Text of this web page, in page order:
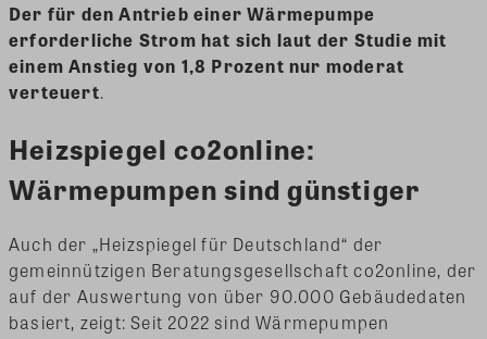
Der für den Antrieb einer Wärmepumpe
erforderliche Strom hat sich laut der Studie mit
einem Anstieg von 1,8 Prozent nur moderat
verteuert.
Heizspiegel co2online:
Wärmepumpen sind günstiger
Auch der „Heizspiegel für Deutschland“ der
gemeinnützigen Beratungsgesellschaft co2online, der
auf der Auswertung von über 90.000 Gebäudedaten
basiert, zeigt: Seit 2022 sind Wärmepumpen